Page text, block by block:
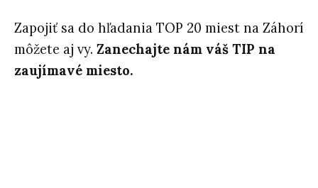
Zapojiť sa do hľadania TOP 20 miest na Záhorí
môžete aj vy. Zanechajte nám váš TIP na
zaujímavé miesto.